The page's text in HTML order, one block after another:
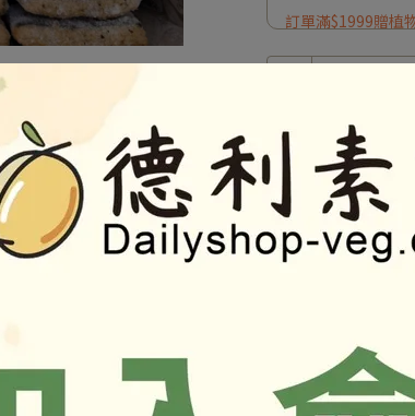
訂單滿$1999贈植
加入最愛